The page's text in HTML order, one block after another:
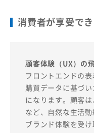
消費者が享受で
顧客体験（UX）の
フロントエンドの
購買データに基づ
になります。顧客
など、自然な生活
ブランド体験を受け